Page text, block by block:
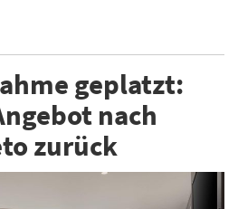
geplatzt:
nach
zurück